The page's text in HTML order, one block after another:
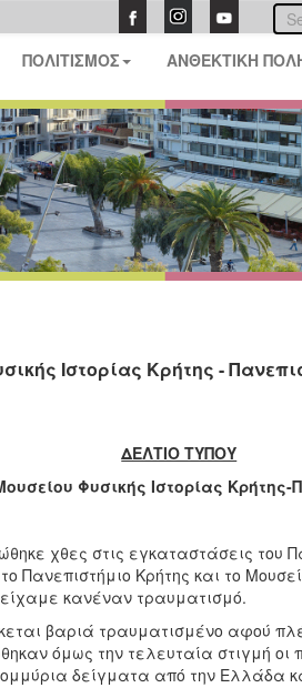
ΠΟΛΙΤΙΣΜΟΣ ΑΝΘΕΚΤΙΚΗ
Ιστορίας Κρήτης -
ΔΕΛΤΙΟ ΤΥΠΟΥ
Φυσικής Ιστορίας Κρήτης-
χθες στις εγκαταστάσεις του
Κρήτης και το
είχαμε κανέναν τραυματισμό.
βαριά τραυματισμένο αφού
όμως την τελευταία στιγμή
δείγματα από την Ελλάδα